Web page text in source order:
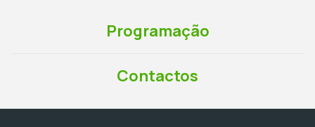
Programação
Contactos